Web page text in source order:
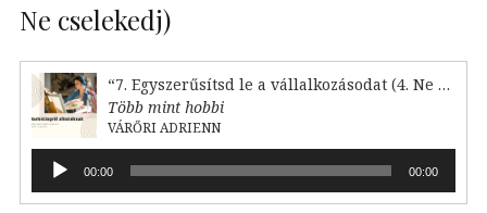
Ne cselekedj)
“7. Egyszerűsítsd le a vállalkozásodat (4. Ne cselekedj)”
Több mint hobbi
VÁRŐRI ADRIENN
Audió
lejátszó00:00 00:00